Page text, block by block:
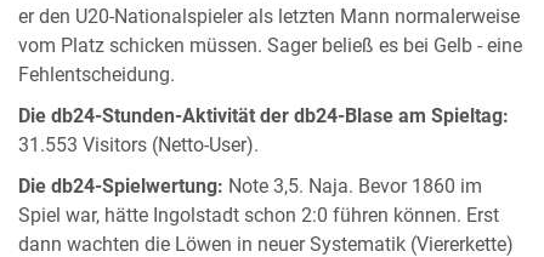
er den U20-Nationalspieler als letzten Mann normalerweise
vom Platz schicken müssen. Sager beließ es bei Gelb - eine
Fehlentscheidung.
Die db24-Stunden-Aktivität der db24-Blase am Spieltag:
31.553 Visitors (Netto-User).
Die db24-Spielwertung: Note 3,5. Naja. Bevor 1860 im
Spiel war, hätte Ingolstadt schon 2:0 führen können. Erst
dann wachten die Löwen in neuer Systematik (Viererkette)